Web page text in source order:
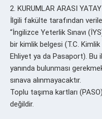
2. KURUMLAR ARASI
İlgili fakülte tarafından
“İngilizce Yeterlik Sınavı
bir kimlik belgesi (T.C.
Ehliyet ya da Pasaport). Bu
yanında bulunması
sınava alınmayacaktır.
Toplu taşıma kartları
değildir.